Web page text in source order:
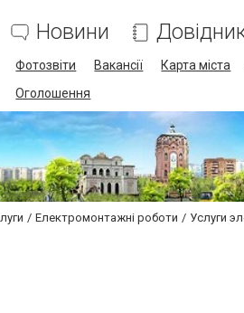
Новини
Фотозвіти Вакансії Карта міста
Оголошення
Електромонтажні роботи Услуги